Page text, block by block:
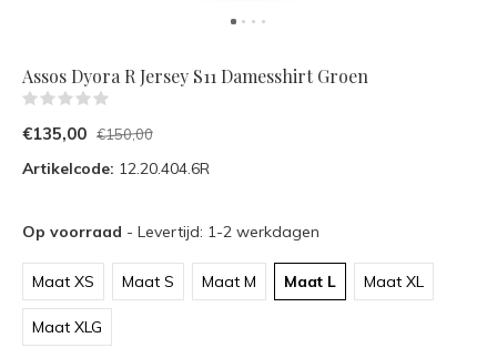
Assos Dyora R Jersey S11 Damesshirt Groen
€135,00 €150,00
Artikelcode: 12.20.404.6R
Op voorraad - Levertijd: 1-2 werkdagen
Maat XS Maat S Maat M Maat L Maat XL
Maat XLG